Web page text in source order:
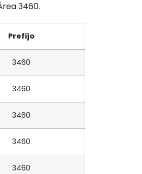
3460.
Prefijo
3460
3460
3460
3460
3460